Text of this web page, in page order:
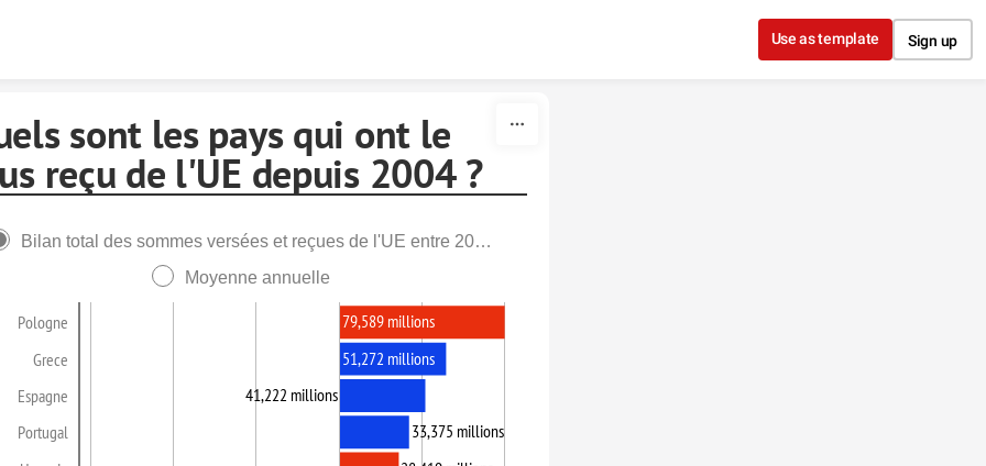
Use as template Sign up
sont les pays qui ont le
reçu de l'UE depuis 2004 ?
Bilan total des sommes versées et reçues de l'UE entre 2004 et 2014
Moyenne annuelle
Pologne
Grece
Espagne
Portugal
79,589 millions
51,272 millions
41,222 millions
33,375 millions